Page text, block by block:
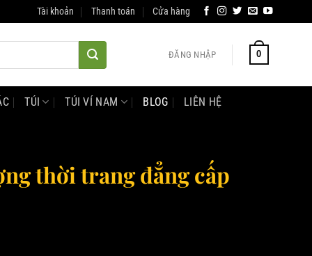
Tài khoản Thanh toán Cửa hàng
ĐĂNG NHẬP 0
TÚI TÚI VÍ NAM BLOG LIÊN HỆ
thời trang đẳng cấp